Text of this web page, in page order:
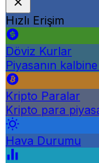
Hızlı Erişim
Döviz Kurlar
Piyasanın
Kripto Paralar
Kripto para
Hava Durumu